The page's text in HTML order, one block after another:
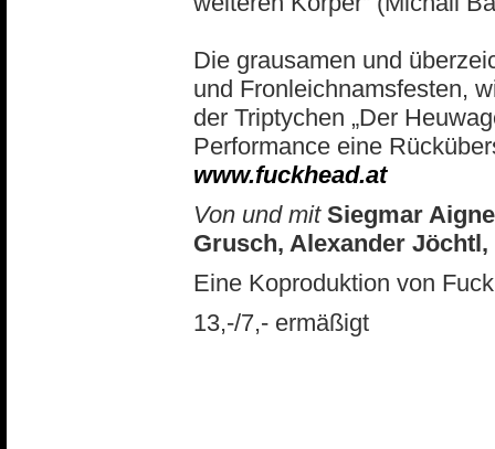
Die grausamen und
und Fronleichnamsfesten,
der Triptychen „Der
Performance eine
www.fuckhead.at
Von und mit Siegmar
Grusch, Alexander
Eine Koproduktion von
13,-/7,- ermäßigt